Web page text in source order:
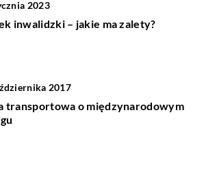
2023
inwalidzki – jakie ma zalety?
2017
transportowa o międzynarodowym